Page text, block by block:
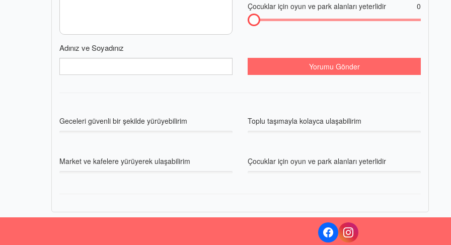
Çocuklar için oyun ve park alanları yeterlidir 0
Adınız ve Soyadınız
Yorumu Gönder
Geceleri güvenli bir şekilde yürüyebilirim Toplu taşımayla kolayca ulaşabilirim
Market ve kafelere yürüyerek ulaşabilirim Çocuklar için oyun ve park alanları yeterlidir